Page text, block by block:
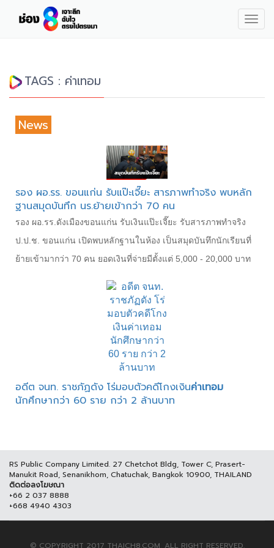
TAGS : ค่าเทอม
News
รอง ผอ.รร. ขอนแก่น รับแป๊ะเจี๊ยะ สารภาพทำจริง พบหลัก
ฐานสมุดบันทึก นร.ย้ายเข้ากว่า 70 คน
รอง ผอ.รร.ดังเมืองขอนแก่น รับเงินแป๊ะเจี๊ยะ รับสารภาพทำจริง
ป.ป.ช. ขอนแก่น เปิดพบหลักฐานในห้อง เป็นสมุดบันทึกนักเรียนที่
ย้ายเข้ามากว่า 70 คน ยอดเงินที่จ่ายมีตั้งแต่ 5,000 - 20,000 บาท
อดีต จนท. ราชภัฏดัง โร่มอบตัวคดีโกงเงินค่าเทอม
นักศึกษากว่า 60 ราย กว่า 2 ล้านบาท
RS Public Company Limited. 27 Chetchot Bldg, Tower C, Prasert-
Manukit Road, Senanikhom, Chatuchak, Bangkok 10900, THAILAND
ติดต่อลงโฆษณา
+66 2 037 8888
+668 4940 4303
© COPYRIGHT 2017 THAICH8.COM, ALL RIGHT RESERVED.